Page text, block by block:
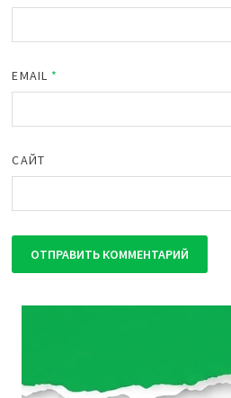
EMAIL *
САЙТ